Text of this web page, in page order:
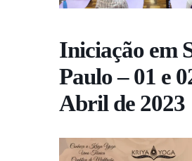
Iniciação em
Paulo – 01 e
Abril de 2023